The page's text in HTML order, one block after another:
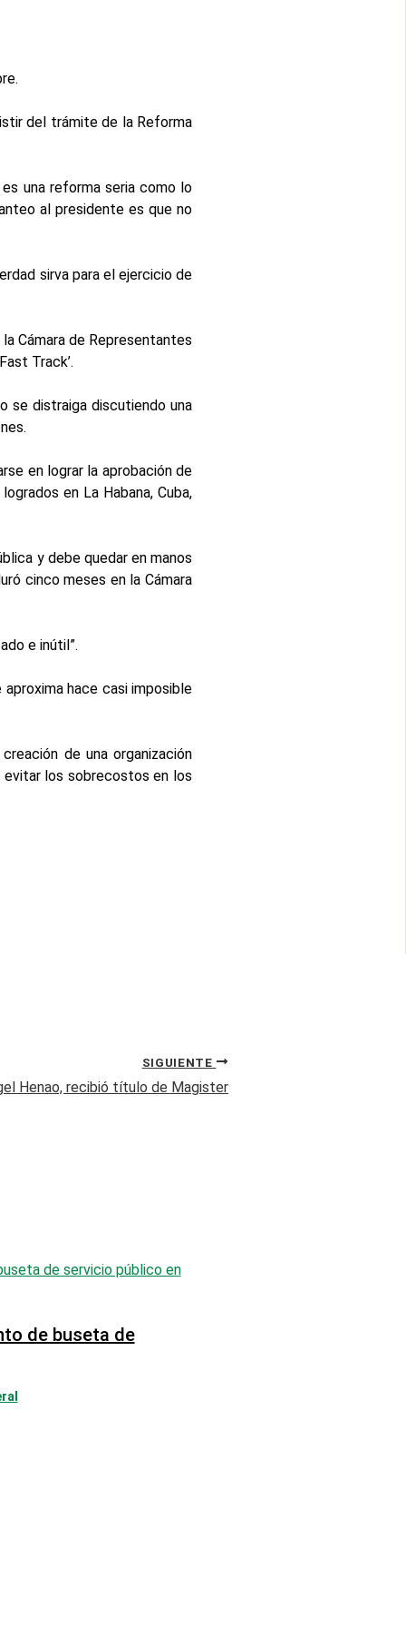
del trámite de la Reforma
una reforma seria como lo
al presidente es que no
sirva para el ejercicio de
Cámara de Representantes
Track’.
se distraiga discutiendo una
en lograr la aprobación de
en La Habana, Cuba,
y debe quedar en manos
cinco meses en la Cámara
e inútil”.
hace casi imposible
de una organización
evitar los sobrecostos en los
SIGUIENTE
Henao, recibió título de Magister
de buseta de